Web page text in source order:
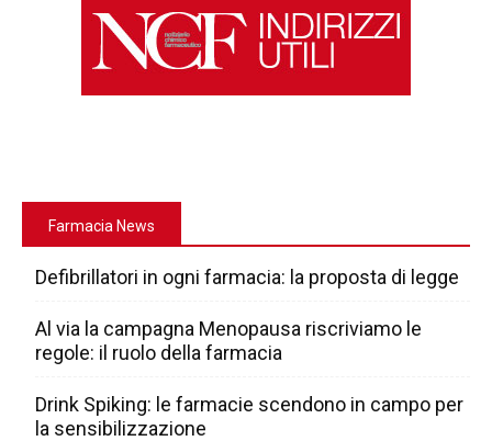
Farmacia News
Defibrillatori in ogni farmacia: la proposta di legge
Al via la campagna Menopausa riscriviamo le
regole: il ruolo della farmacia
Drink Spiking: le farmacie scendono in campo per
la sensibilizzazione